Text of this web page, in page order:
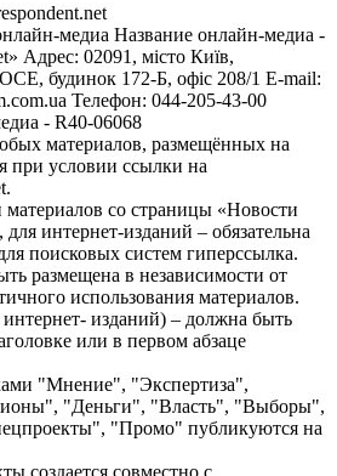
медиа Название онлайн-медиа -
Адрес: 02091, місто Київ,
будинок 172-Б, офіс 208/1 E-mail:
Телефон: 044-205-43-00
- R40-06068
материалов, размещённых на
при условии ссылки на
со страницы «Новости
интернет-изданий – обязательна
поисковых систем гиперссылка.
размещена в независимости от
использования материалов.
изданий) – должна быть
или в первом абзаце
"Мнение", "Экспертиза",
"Деньги", "Власть", "Выборы",
"Промо" публикуются на
создается совместно с